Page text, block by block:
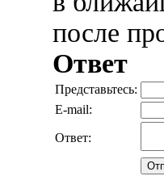
после
Ответ
Представьтесь:
E-mail:
Ответ: